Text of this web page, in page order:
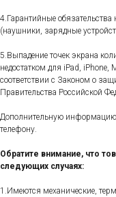
4.Гарантийные
(наушники, зарядные
5.Выпадение точек экрана
недостатком для iPad,
соответствии с Законом о
Правительства Российской
Дополнительную
телефону.
Обратите внимание, что
следующих случаях:
1.Имеются механические,